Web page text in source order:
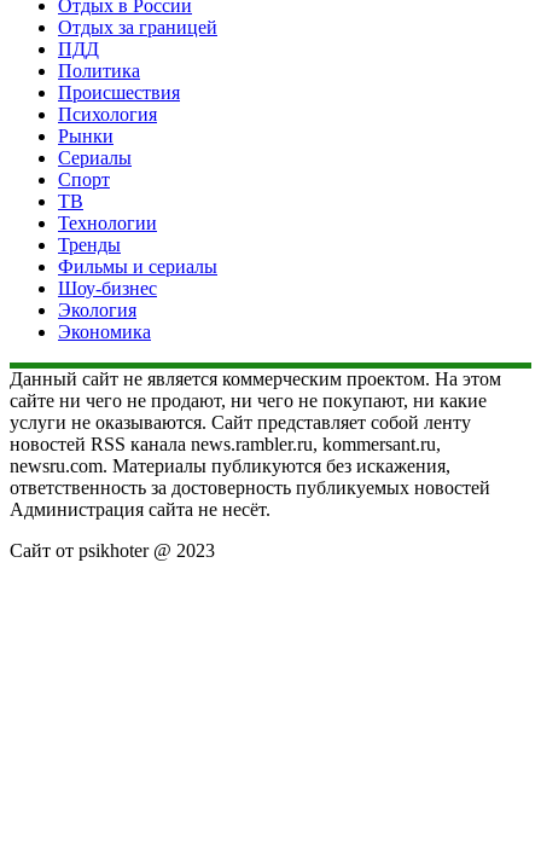
Отдых в России
Отдых за границей
ПДД
Политика
Происшествия
Психология
Рынки
Сериалы
Спорт
ТВ
Технологии
Тренды
Фильмы и сериалы
Шоу-бизнес
Экология
Экономика
Данный сайт не является коммерческим проектом. На этом
сайте ни чего не продают, ни чего не покупают, ни какие
услуги не оказываются. Сайт представляет собой ленту
новостей RSS канала news.rambler.ru, kommersant.ru,
newsru.com. Материалы публикуются без искажения,
ответственность за достоверность публикуемых новостей
Администрация сайта не несёт.
Сайт от psikhoter @ 2023